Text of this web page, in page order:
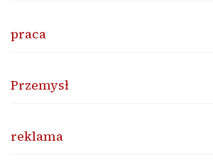
praca
Przemysł
reklama